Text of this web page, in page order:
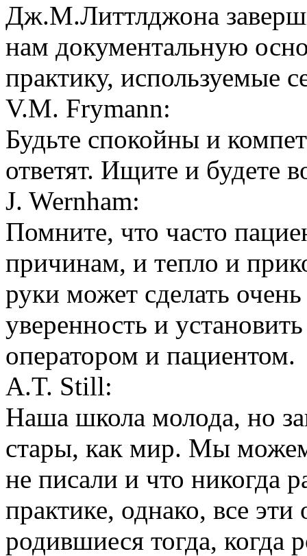
Дж.М.Литтлджона
нам документальную
практику, используемые
V.M. Frymann:
Будьте спокойны и
ответят. Ищите и будете
J. Wernham:
Помните, что часто
причинам, и тепло и
руки может сделать
уверенность и
оператором и пациентом.
A.T. Still:
Наша школа молода, но
стары, как мир. Мы
не писали и что никогда
практике, однако, все
родившиеся тогда, когда